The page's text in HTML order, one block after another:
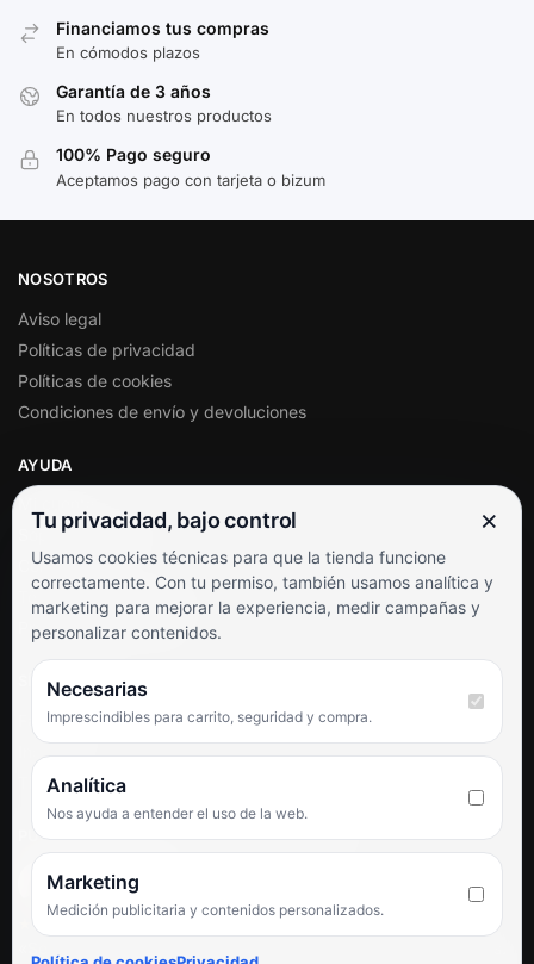
Financiamos tus compras
En cómodos plazos
Garantía de 3 años
En todos nuestros productos
100% Pago seguro
Aceptamos pago con tarjeta o bizum
NOSOTROS
Aviso legal
Políticas de privacidad
Políticas de cookies
Condiciones de envío y devoluciones
AYUDA
Soporte al cliente
Contacto
Términos y condiciones
Preguntas frecuentes
SÍGUENOS
Facebook
TikTok
PUNTUACIÓN DE 4,6 SOBRE 5 EN GOOGLE
★★★★★
Tu privacidad, bajo control ×
Usamos cookies técnicas para que la tienda funcione
correctamente. Con tu permiso, también usamos analítica y
marketing para mejorar la experiencia, medir campañas y
personalizar contenidos.
Necesarias
Imprescindibles para carrito, seguridad y compra.
Analítica
Nos ayuda a entender el uso de la web.
Marketing
Medición publicitaria y contenidos personalizados.